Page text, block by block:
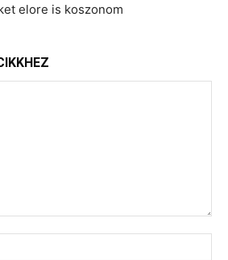
elore is koszonom